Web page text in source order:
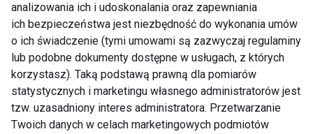
Czy Twoja praca
zagraża Twojemu
zdrowiu?
Co na suchy kaszel -
jak się leczyć?
analizowania ich i udoskonalania oraz zapewniania
ich bezpieczeństwa jest niezbędność do wykonania umów
o ich świadczenie (tymi umowami są zazwyczaj regulaminy
lub podobne dokumenty dostępne w usługach, z których
korzystasz). Taką podstawą prawną dla pomiarów
statystycznych i marketingu własnego administratorów jest
tzw. uzasadniony interes administratora. Przetwarzanie
Twoich danych w celach marketingowych podmiotów